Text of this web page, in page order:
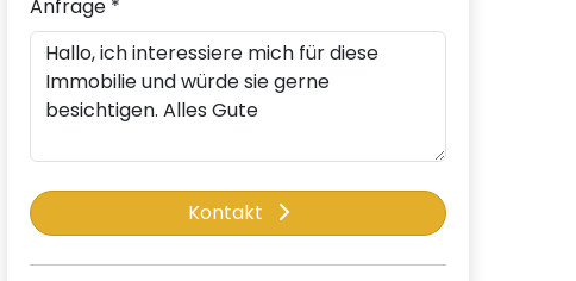
Anfrage *
Kontakt